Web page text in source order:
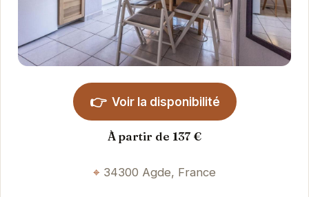
👉 Voir la disponibilité
À partir de 137 €
34300 Agde, France